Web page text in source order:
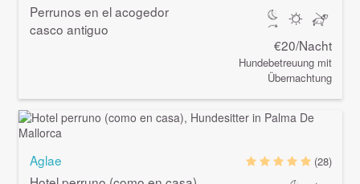
Perrunos en el acogedor
casco antiguo
€20/Nacht
Hundebetreuung mit
Übernachtung
Aglae
(28)